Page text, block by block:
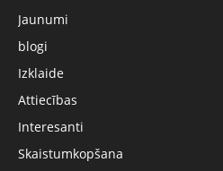
Jaunumi
blogi
Izklaide
Attiecības
Interesanti
Skaistumkopšana